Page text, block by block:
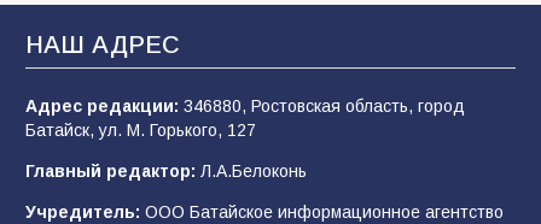
В Батайске продолжаются дорожные работы
108 04.08.2026
В детском саду № 35 дети освоили
строительные профессии в ходе
спортивного праздника
НАШ АДРЕС
Адрес редакции: 346880, Ростовская область, город
Батайск, ул. М. Горького, 127
Главный редактор: Л.А.Белоконь
Учредитель: ООО Батайское информационное агентство